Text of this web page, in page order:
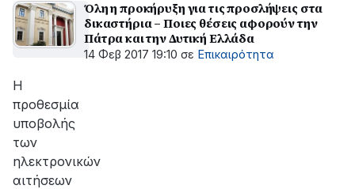
Όλη η προκήρυξη για τις προσλήψεις στα
δικαστήρια – Ποιες θέσεις αφορούν την
Πάτρα και την Δυτική Ελλάδα
14 Φεβ 2017 19:10 σε Επικαιρότητα
Η
προθεσμία
υποβολής
των
ηλεκτρονικών
αιτήσεων